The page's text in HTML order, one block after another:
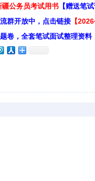
公务员考试用书 【赠送笔
群开放中，点击链接 【
卷，全套笔试面试整理资料